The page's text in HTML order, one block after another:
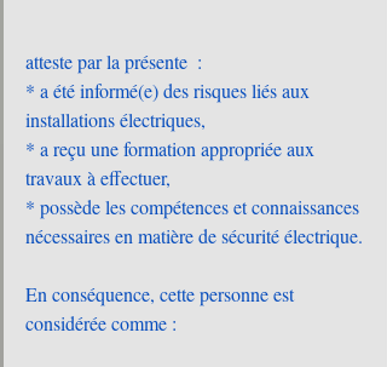
atteste par la présente  :
* a été informé(e) des risques liés aux
installations électriques,
* a reçu une formation appropriée aux
travaux à effectuer,
* possède les compétences et connaissances
nécessaires en matière de sécurité électrique.
En conséquence, cette personne est
considérée comme :